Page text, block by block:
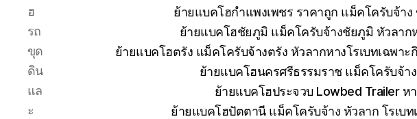
ฮ
รถ
ขุด
ดิน
แล
ะ
ย้ายแบคโฮกำแพงเพชร ราคาถูก แม็คโครับจ้าง
ย้ายแบคโฮชัยภูมิ แม็คโครับจ้างชัยภูมิ หัวลาก
ย้ายแบคโฮตรัง แม็คโครับจ้างตรัง หัวลากหางโรเบทเฉพา
ย้ายแบคโฮนครศรีธรรมราช แม็คโครับจ้า
ย้ายแบคโฮประจวบ Lowbed Trailer ห
ย้ายแบคโฮปัตตานี แม็คโครับจ้าง หัวลาก โรเบท